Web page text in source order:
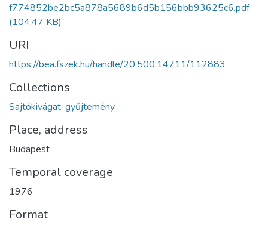
f774852be2bc5a878a5689b6d5b156bbb93625c6.pdf
(104.47 KB)
URI
https://bea.fszek.hu/handle/20.500.14711/112883
Collections
Sajtókivágat-gyűjtemény
Place, address
Budapest
Temporal coverage
1976
Format